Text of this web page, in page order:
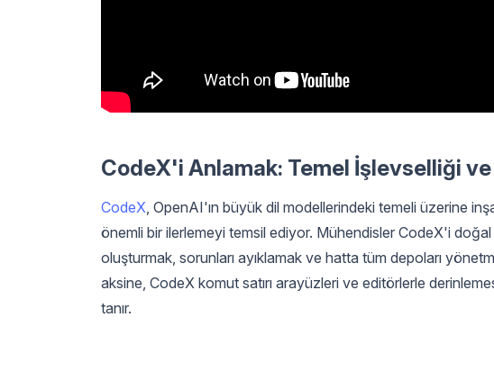
CodeX'i Anlamak: Temel İşlevselliği
CodeX , OpenAI'ın büyük dil modellerindeki temeli üzerine
önemli bir ilerlemeyi temsil ediyor. Mühendisler CodeX'i
oluşturmak, sorunları ayıklamak ve hatta tüm depoları
aksine, CodeX komut satırı arayüzleri ve editörlerle
tanır.